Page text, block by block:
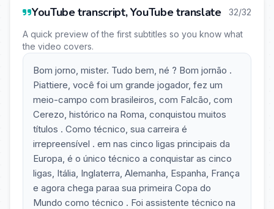
YouTube transcript, YouTube translate 32/32
A quick preview of the first subtitles so you know what
the video covers.
Bom jorno, mister. Tudo bem, né ? Bom jornão .
Piattiere, você foi um grande jogador, fez um
meio-campo com brasileiros, com Falcão, com
Cerezo, histórico na Roma, conquistou muitos
títulos . Como técnico, sua carreira é
irrepreensível . em nas cinco ligas principais da
Europa, é o único técnico a conquistar as cinco
ligas, Itália, Inglaterra, Alemanha, Espanha, França
e agora chega paraa sua primeira Copa do
Mundo como técnico . Foi assistente técnico na